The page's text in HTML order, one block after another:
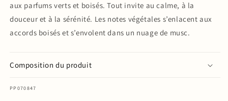
aux parfums verts et boisés. Tout invite au calme, à la
douceur et à la sérénité. Les notes végétales s’enlacent aux
accords boisés et s’envolent dans un nuage de musc.
Composition du produit
SKU:
PP070847